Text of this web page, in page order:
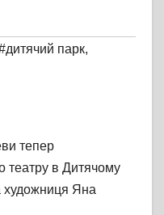
парк,
тепер
театру в Дитячому
художниця Яна